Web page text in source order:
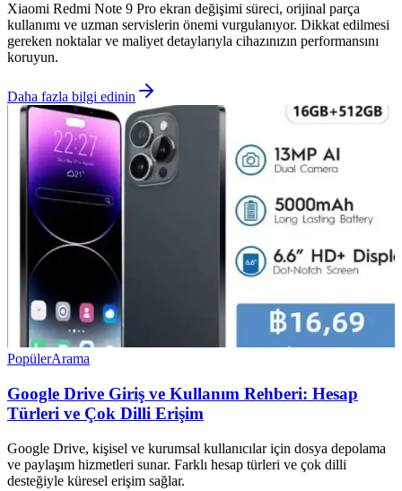
Xiaomi Redmi Note 9 Pro ekran değişimi süreci, orijinal parça
kullanımı ve uzman servislerin önemi vurgulanıyor. Dikkat edilmesi
gereken noktalar ve maliyet detaylarıyla cihazınızın performansını
koruyun.
Daha fazla bilgi edinin
PopülerArama
Google Drive Giriş ve Kullanım Rehberi: Hesap
Türleri ve Çok Dilli Erişim
Google Drive, kişisel ve kurumsal kullanıcılar için dosya depolama
ve paylaşım hizmetleri sunar. Farklı hesap türleri ve çok dilli
desteğiyle küresel erişim sağlar.